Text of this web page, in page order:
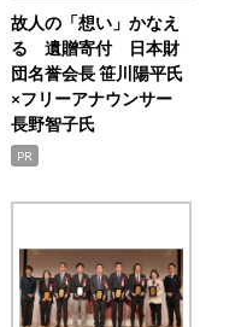
故人の「想い」かなえ
る 遺贈寄付 日本財
団名誉会長 笹川陽平氏
×フリーアナウンサー
長野智子氏
PR